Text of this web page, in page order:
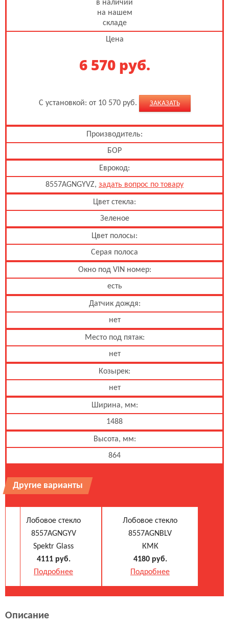
в наличии
на нашем
складе
Цена
6 570 руб.
С установкой: от 10 570 руб. ЗАКАЗАТЬ
Производитель:
БОР
Еврокод:
8557AGNGYVZ, задать вопрос по товару
Цвет стекла:
Зеленое
Цвет полосы:
Серая полоса
Окно под VIN номер:
есть
Датчик дождя:
нет
Место под пятак:
нет
Козырек:
нет
Ширина, мм:
1488
Высота, мм:
864
Другие варианты
Лобовое стекло
8557AGNGYV
Spektr Glass
4111 руб.
Подробнее
Лобовое стекло
8557AGNBLV
КМК
4180 руб.
Подробнее
4B5.845.099AJ NVB
Описание